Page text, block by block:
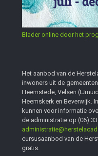
Blader online door het
Het aanbod van de
inwoners uit de
Heemstede, Velsen
Heemskerk en Beverwijk.
kunnen voor informatie
de administratie op (06)
cursusaanbod van de
gratis.